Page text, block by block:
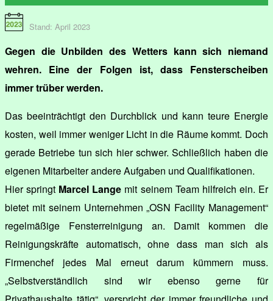
Stand: April 2023
Gegen die Unbilden des Wetters kann sich niemand
wehren. Eine der Folgen ist, dass Fensterscheiben
immer trüber werden.
Das beeinträchtigt den Durchblick und kann teure Energie
kosten, weil immer weniger Licht in die Räume kommt. Doch
gerade Betriebe tun sich hier schwer. Schließlich haben die
eigenen Mitarbeiter andere Aufgaben und Qualifikationen.
Hier springt Marcel Lange mit seinem Team hilfreich ein. Er
bietet mit seinem Unternehmen „OSN Facility Management“
regelmäßige Fensterreinigung an. Damit kommen die
Reinigungskräfte automatisch, ohne dass man sich als
Firmenchef jedes Mal erneut darum kümmern muss.
„Selbstverständlich sind wir ebenso gerne für